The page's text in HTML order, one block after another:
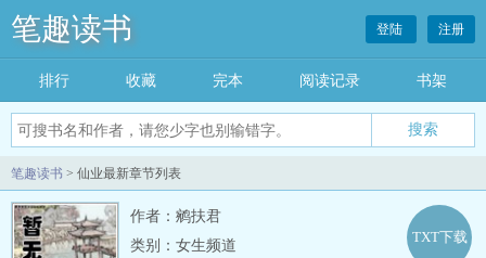
笔趣读书 登陆 注册
排行 收藏 完本 阅读记录 书架
笔趣读书 > 仙业最新章节列表
作者：鹓扶君
类别：女生频道
TXT下载